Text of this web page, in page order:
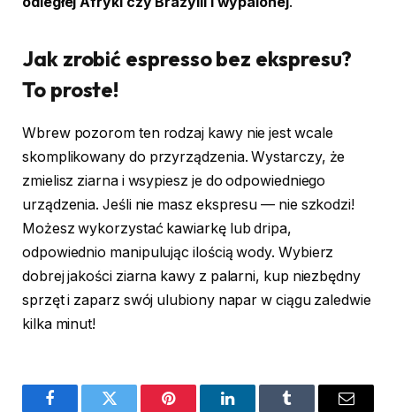
Jak zrobić espresso bez ekspresu?
To proste!
Wbrew pozorom ten rodzaj kawy nie jest wcale
skomplikowany do przyrządzenia. Wystarczy, że
zmielisz ziarna i wsypiesz je do odpowiedniego
urządzenia. Jeśli nie masz ekspresu — nie szkodzi!
Możesz wykorzystać kawiarkę lub dripa,
odpowiednio manipulując ilością wody. Wybierz
dobrej jakości ziarna kawy z palarni, kup niezbędny
sprzęt i zaparz swój ulubiony napar w ciągu zaledwie
kilka minut!